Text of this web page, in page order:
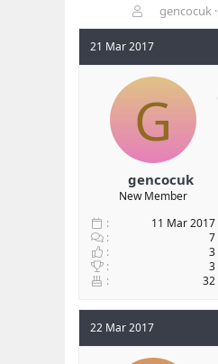
o
n
u
u
a
a
t
gencocuk
21 Mar 2017
G
gencocuk
New Member
11 Mar 2017
7
3
3
32
22 Mar 2017